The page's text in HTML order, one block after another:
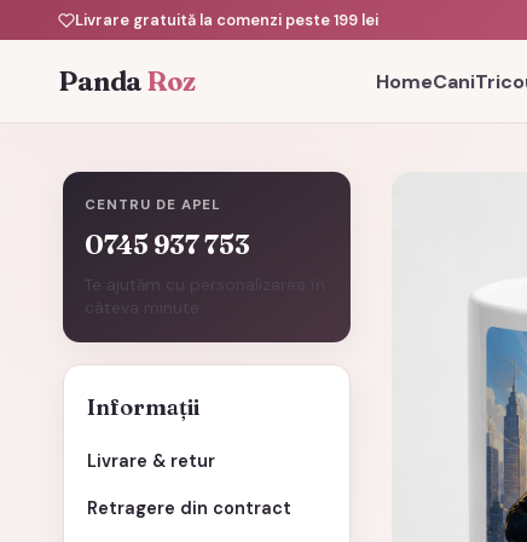
Livrare gratuită la comenzi peste 199 lei
PandaRoz HomeCani
CENTRU DE APEL
0745 937 753
Te ajutăm cu personalizarea în
câteva minute.
Informații
Livrare & retur
Retragere din contract